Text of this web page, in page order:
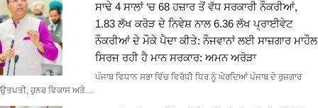
ਸਾਢੇ 4 ਸਾਲਾਂ ‘ਚ 68 ਹਜ਼ਾਰ ਤੋਂ ਵੱਧ ਸਰਕਾਰੀ ਨੌਕਰੀਆਂ,
1.83 ਲੱਖ ਕਰੋੜ ਦੇ ਨਿਵੇਸ਼ ਨਾਲ 6.36 ਲੱਖ ਪ੍ਰਾਈਵੇਟ
ਨੌਕਰੀਆਂ ਦੇ ਮੌਕੇ ਪੈਦਾ ਕੀਤੇ: ਨੌਜਵਾਨਾਂ ਲਈ ਸਾਜ਼ਗਾਰ ਮਾਹੌਲ
ਸਿਰਜ ਰਹੀ ਹੈ ਮਾਨ ਸਰਕਾਰ: ਅਮਨ ਅਰੋੜਾ
ਪੰਜਾਬ ਵਿਧਾਨ ਸਭਾ ਵਿੱਚ ਵਿਰੋਧੀ ਧਿਰ ਨੂੰ ਘੇਰਦਿਆਂ ਪੰਜਾਬ ਦੇ ਰੁਜ਼ਗਾਰ
ਉਤਪਤੀ, ਹੁਨਰ ਵਿਕਾਸ ਅਤੇ…